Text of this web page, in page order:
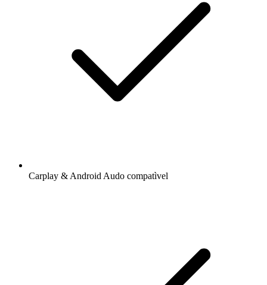
Carplay & Android Audo compatìvel